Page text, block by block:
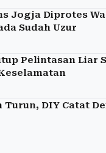
Jogja Diprotes
Sudah Uzur
Pelintasan Liar
DIY Catat